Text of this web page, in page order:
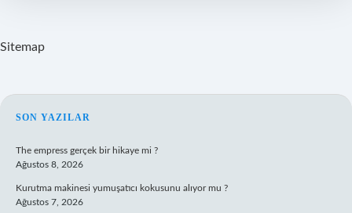
Sitemap
SIDEBAR
SON YAZILAR
The empress gerçek bir hikaye mi ?
Ağustos 8, 2026
Kurutma makinesi yumuşatıcı kokusunu alıyor mu ?
Ağustos 7, 2026